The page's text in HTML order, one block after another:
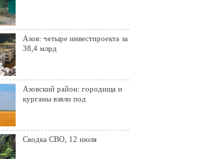
Азов: четыре инвестпроекта за
38,4 млрд
Азовский район: городища и
курганы взяли под
Сводка СВО, 12 июля